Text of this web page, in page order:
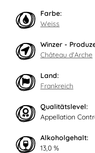
Farbe:
Weiss
Winzer -
Château d'Arche
Land:
Frankreich
Qualitätslevel:
Appellation
Alkoholgehalt:
13,0 %